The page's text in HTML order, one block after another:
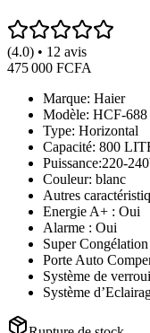
(4.0) • 12 avis
475 000 FCFA
Marque: Haier
Modèle: HCF-688
Type: Horizontal
Capacité: 800
Puissance:220-
Couleur: blanc
Autres
Energie A+ : Oui
Alarme : Oui
Super
Porte Auto
Système de
Système